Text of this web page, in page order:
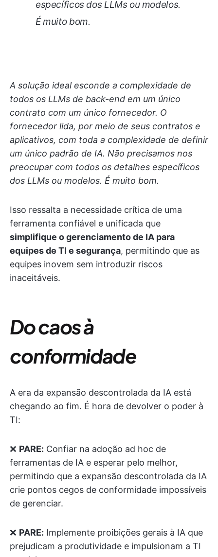
específicos dos LLMs ou modelos.
É muito bom.
A solução ideal esconde a complexidade de
todos os LLMs de back-end em um único
contrato com um único fornecedor. O
fornecedor lida, por meio de seus contratos e
aplicativos, com toda a complexidade de definir
um único padrão de IA. Não precisamos nos
preocupar com todos os detalhes específicos
dos LLMs ou modelos. É muito bom.
Isso ressalta a necessidade crítica de uma
ferramenta confiável e unificada que
simplifique o gerenciamento de IA para
equipes de TI e segurança, permitindo que as
equipes inovem sem introduzir riscos
inaceitáveis.
Do caos à
conformidade
A era da expansão descontrolada da IA está
chegando ao fim. É hora de devolver o poder à
TI:
❌ PARE: Confiar na adoção ad hoc de
ferramentas de IA e esperar pelo melhor,
permitindo que a expansão descontrolada da IA
crie pontos cegos de conformidade impossíveis
de gerenciar.
❌ PARE: Implemente proibições gerais à IA que
prejudicam a produtividade e impulsionam a TI